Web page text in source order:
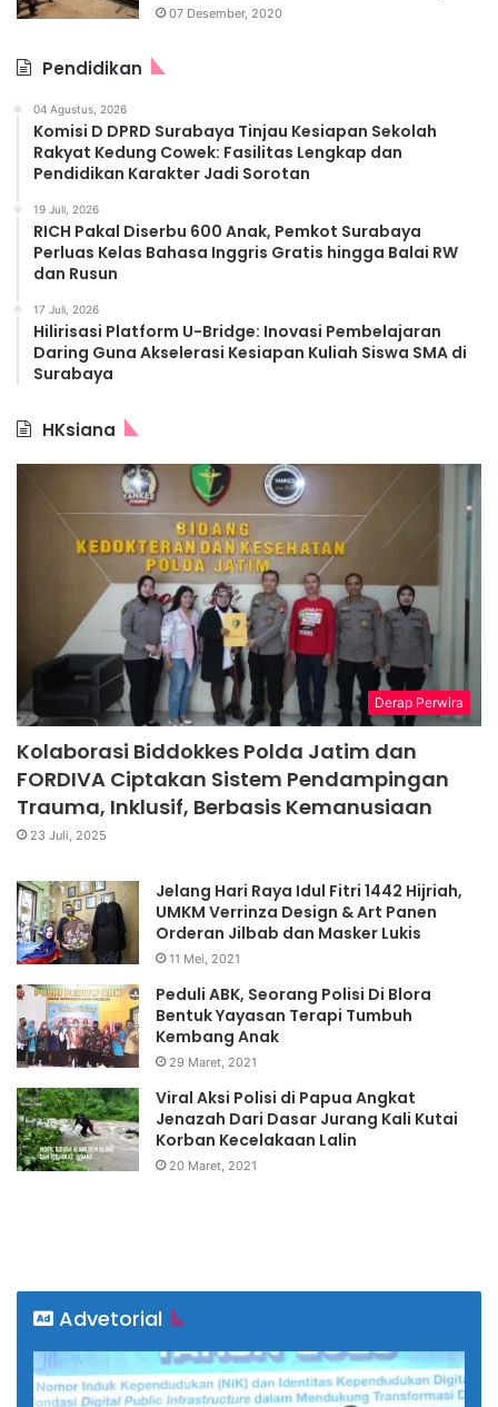
07 Desember, 2020
Pendidikan
04 Agustus, 2026
Komisi D DPRD Surabaya Tinjau Kesiapan Sekolah
Rakyat Kedung Cowek: Fasilitas Lengkap dan
Pendidikan Karakter Jadi Sorotan
19 Juli, 2026
RICH Pakal Diserbu 600 Anak, Pemkot Surabaya
Perluas Kelas Bahasa Inggris Gratis hingga Balai RW
dan Rusun
17 Juli, 2026
Hilirisasi Platform U-Bridge: Inovasi Pembelajaran
Daring Guna Akselerasi Kesiapan Kuliah Siswa SMA di
Surabaya
HKsiana
Derap Perwira
Kolaborasi Biddokkes Polda Jatim dan
FORDIVA Ciptakan Sistem Pendampingan
Trauma, Inklusif, Berbasis Kemanusiaan
23 Juli, 2025
Jelang Hari Raya Idul Fitri 1442 Hijriah,
UMKM Verrinza Design & Art Panen
Orderan Jilbab dan Masker Lukis
11 Mei, 2021
Peduli ABK, Seorang Polisi Di Blora
Bentuk Yayasan Terapi Tumbuh
Kembang Anak
29 Maret, 2021
Viral Aksi Polisi di Papua Angkat
Jenazah Dari Dasar Jurang Kali Kutai
Korban Kecelakaan Lalin
20 Maret, 2021
Advetorial